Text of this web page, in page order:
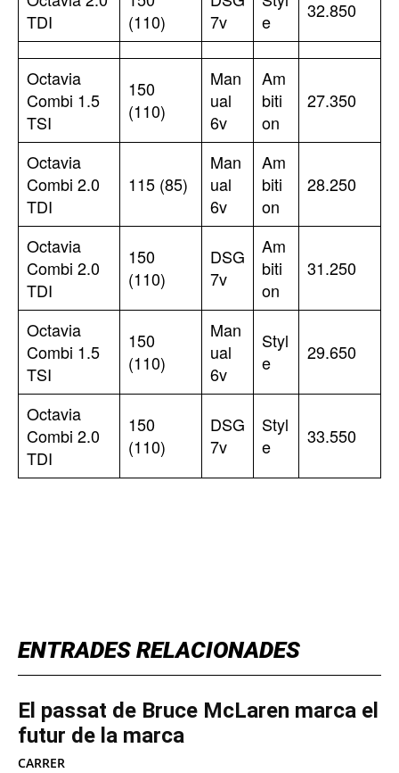
ENTRADES RELACIONADES
El passat de Bruce McLaren marca el
futur de la marca
CARRER
TDI
(110)
7v
e
32.850
Octavia
Combi 1.5
TSI
150
(110)
Man
ual
6v
Am
biti
on
27.350
Octavia
Combi 2.0
TDI
115 (85)
Man
ual
6v
Am
biti
on
28.250
Octavia
Combi 2.0
TDI
150
(110)
DSG
7v
Am
biti
on
31.250
Octavia
Combi 1.5
TSI
150
(110)
Man
ual
6v
Styl
e
29.650
Octavia
Combi 2.0
TDI
150
(110)
DSG
7v
Styl
e
33.550